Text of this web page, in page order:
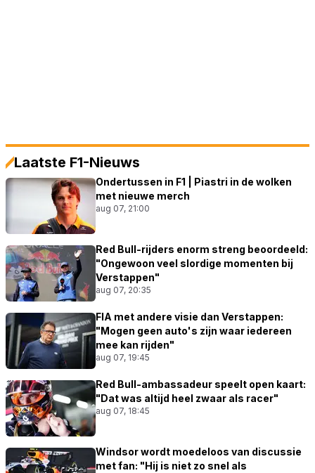
Laatste F1-Nieuws
Ondertussen in F1 | Piastri in de wolken
met nieuwe merch
aug 07, 21:00
Red Bull-rijders enorm streng beoordeeld:
"Ongewoon veel slordige momenten bij
Verstappen"
aug 07, 20:35
FIA met andere visie dan Verstappen:
"Mogen geen auto's zijn waar iedereen
mee kan rijden"
aug 07, 19:45
Red Bull-ambassadeur speelt open kaart:
"Dat was altijd heel zwaar als racer"
aug 07, 18:45
Windsor wordt moedeloos van discussie
met fan: "Hij is niet zo snel als